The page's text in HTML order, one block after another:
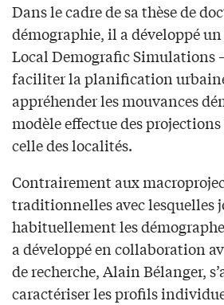
Dans le cadre de sa thèse de
démographie, il a développé
Local Demografic Simulations
faciliter la planification
appréhender les mouvances
modèle effectue des
celle des localités.
Contrairement aux
traditionnelles avec lesquelles
habituellement les
a développé en collaboration
de recherche, Alain Bélanger,
caractériser les profils